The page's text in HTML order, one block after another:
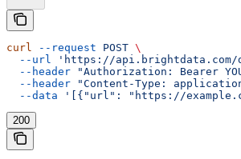
curl --request POST \
  --url
'https://api.brightdata.com/
  --header
"Authorization: Bearer
  --header
"Content-Type:
  --data
'[{"url": "https://
200